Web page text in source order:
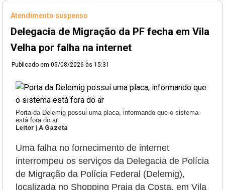
Atendimento suspenso
Delegacia de Migração da PF fecha em Vila
Velha por falha na internet
Publicado em 05/08/2026 às 15:31
Porta da Delemig possui uma placa, informando que o sistema
está fora do ar
Leitor | A Gazeta
Uma falha no fornecimento de internet
interrompeu os serviços da Delegacia de Polícia
de Migração da Polícia Federal (Delemig),
localizada no Shopping Praia da Costa, em Vila